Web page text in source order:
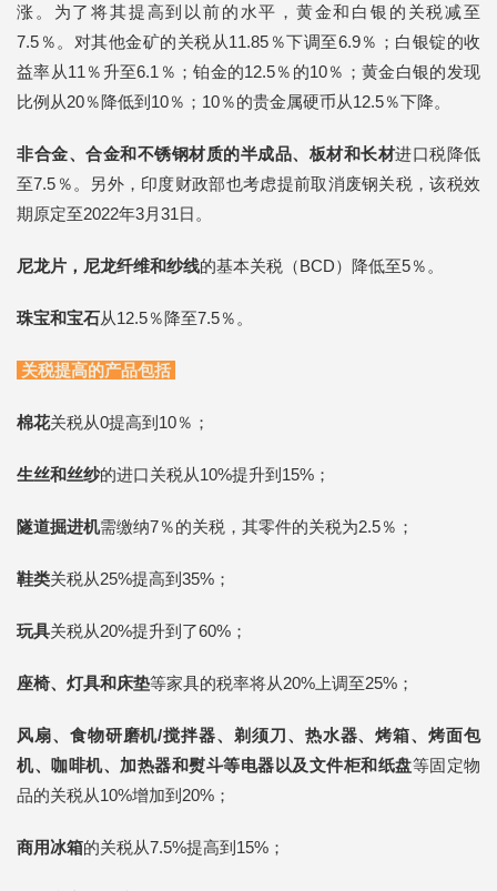
涨。为了将其提高到以前的水平，黄金和白银的关税减至
7.5％。对其他金矿的关税从11.85％下调至6.9％；白银锭的收
益率从11％升至6.1％；铂金的12.5％的10％；黄金白银的发现
比例从20％降低到10％；10％的贵金属硬币从12.5％下降。
非合金、合金和不锈钢材质的半成品、板材和长材进口税降低
至7.5％。另外，印度财政部也考虑提前取消废钢关税，该税效
期原定至2022年3月31日。
尼龙片，尼龙纤维和纱线的基本关税（BCD）降低至5％。
珠宝和宝石从12.5％降至7.5％。
关税提高的产品包括
棉花关税从0提高到10％；
生丝和丝纱的进口关税从10%提升到15%；
隧道掘进机需缴纳7％的关税，其零件的关税为2.5％；
鞋类关税从25%提高到35%；
玩具关税从20%提升到了60%；
座椅、灯具和床垫等家具的税率将从20%上调至25%；
风扇、食物研磨机/搅拌器、剃须刀、热水器、烤箱、烤面包
机、咖啡机、加热器和熨斗等电器以及文件柜和纸盘等固定物
品的关税从10%增加到20%；
商用冰箱的关税从7.5%提高到15%；